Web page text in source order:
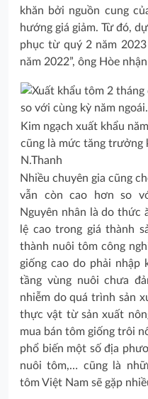
khăn bởi nguồn cung
hướng giá giảm. Từ đó,
phục từ quý 2 năm
năm 2022”, ông Hòe
Kim ngạch xuất khẩu
cũng là mức tăng trưởng
N.Thanh
Nhiều chuyên gia cũng
vẫn còn cao hơn so
Nguyên nhân là do thức
lệ cao trong giá thành
thành nuôi tôm công
giống cao do phải nhập
tầng vùng nuôi chưa
nhiễm do quá trình sản
thực vật từ sản xuất
mua bán tôm giống trôi
phổ biến một số địa
nuôi tôm,… cũng là
tôm Việt Nam sẽ gặp